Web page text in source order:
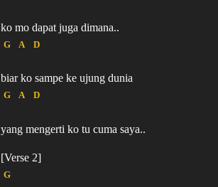
ko mo dapat juga dimana..
G A D
biar ko sampe ke ujung dunia
G A D
yang mengerti ko tu cuma saya..
[Verse 2]
G